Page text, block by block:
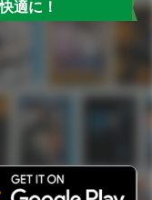
適に！